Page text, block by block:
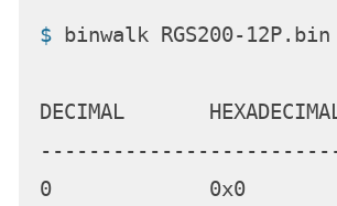
$ binwalk RGS200-12P.bin
DECIMAL
0             0x0